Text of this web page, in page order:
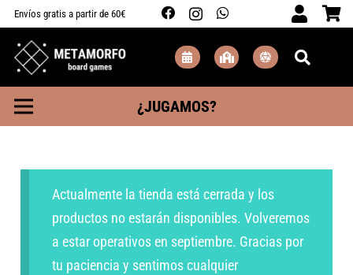
Envíos gratis a partir de 60€
¿JUGAMOS?
Actualmente la tienda está cerrada y los
productos no estarán disponibles. Volveremos
a estar operativos en septiembre. Gracias por
tu paciencia y sentimos cualquier